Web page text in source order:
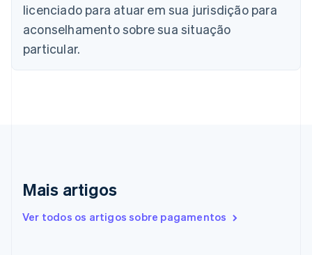
licenciado para atuar em sua jurisdição para
aconselhamento sobre sua situação
particular.
Mais artigos
Ver todos os artigos sobre pagamentos
Canadá
China continental
简体中文English
Eslováquia
English
EnglishItaliano